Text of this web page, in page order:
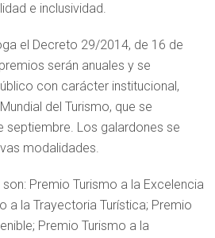
e inclusividad.
el Decreto 29/2014, de 16 de
serán anuales y se
con carácter institucional,
del Turismo, que se
Los galardones se
modalidades.
Premio Turismo a la Excelencia
a la Trayectoria Turística; Premio
Premio Turismo a la